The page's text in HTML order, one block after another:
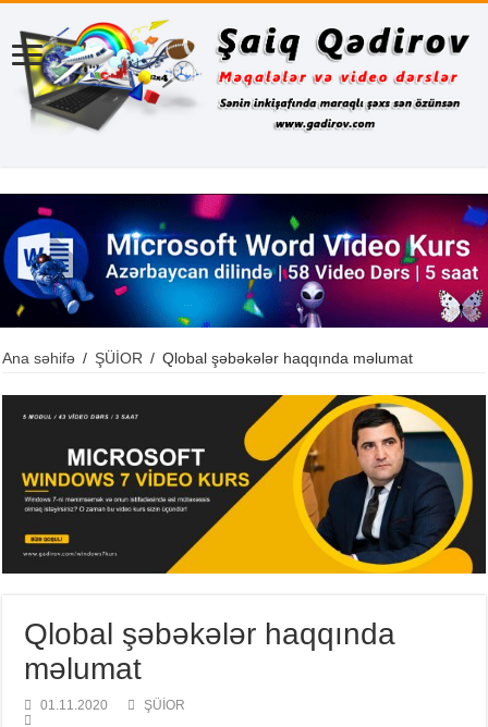
Ana səhifə / ŞÜİOR / Qlobal şəbəkələr haqqında məlumat
Qlobal şəbəkələr haqqında
məlumat
01.11.2020
ŞÜİOR